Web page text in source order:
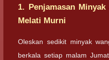
1. Penjamasan
Melati Murni
Oleskan sedikit minyak
berkala setiap malam